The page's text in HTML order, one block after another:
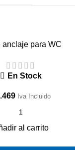
anclaje para WC
En Stock
Iva Incluido
al carrito